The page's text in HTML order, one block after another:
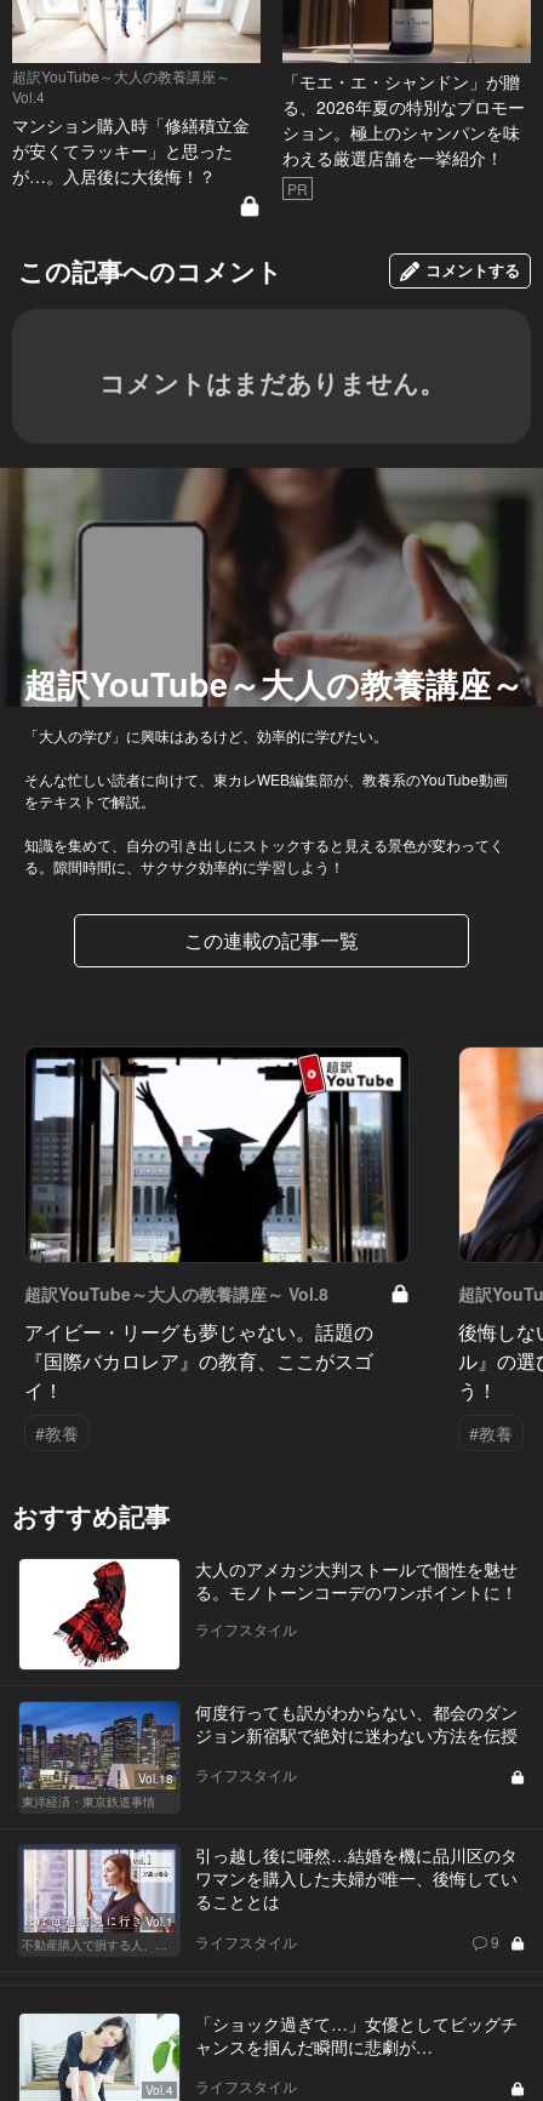
超訳YouTube～大人の教養講座～
Vol.4
マンション購入時「修繕積立金
が安くてラッキー」と思った
が…。入居後に大後悔！？
「モエ・エ・シャンドン」が贈
る、2026年夏の特別なプロモー
ション。極上のシャンパンを味
わえる厳選店舗を一挙紹介！
PR
この記事へのコメント コメントする
コメントはまだありません。
超訳YouTube～大人の教養講座～
「大人の学び」に興味はあるけど、効率的に学びたい。
そんな忙しい読者に向けて、東カレWEB編集部が、教養系のYouTube動画
をテキストで解説。
知識を集めて、自分の引き出しにストックすると見える景色が変わってく
る。隙間時間に、サクサク効率的に学習しよう！
この連載の記事一覧
超訳YouTube～大人の教養講座～ Vol.8
アイビー・リーグも夢じゃない。話題の
『国際バカロレア』の教育、ここがスゴ
イ！
#教養
超訳
後悔しな
ル』の
う！
#教養
おすすめ記事
大人のアメカジ大判ストールで個性を魅せ
る。モノトーンコーデのワンポイントに！
ライフスタイル
Vol.18
東洋経済・東京鉄道事情
何度行っても訳がわからない、都会のダン
ジョン新宿駅で絶対に迷わない方法を伝授
ライフスタイル
Vol.1
不動産購入で損する人、得する人
引っ越し後に唖然…結婚を機に品川区のタ
ワマンを購入した夫婦が唯一、後悔してい
ることとは
ライフスタイル 9
Vol.4
「ショック過ぎて…」女優としてビッグチ
ャンスを掴んだ瞬間に悲劇が…
ライフスタイル